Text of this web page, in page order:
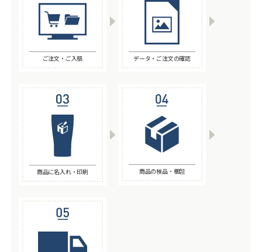
ご注文・ご入稿 データ・ご注文の確認
商品に名入れ・印刷 商品の検品・梱包